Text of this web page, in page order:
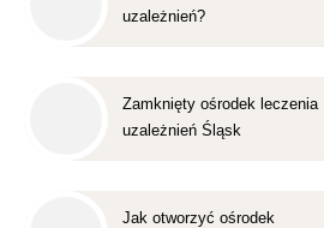
uzależnień?
Zamknięty ośrodek leczenia
uzależnień Śląsk
Jak otworzyć ośrodek